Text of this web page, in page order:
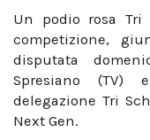
Un podio rosa Tri
competizione,
disputata
Spresiano (TV)
delegazione Tri
Next Gen.